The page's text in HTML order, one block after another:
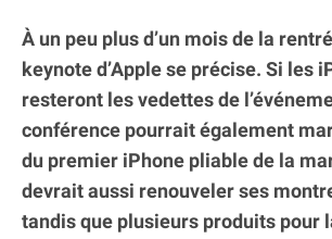
À un peu plus d’un mois de la
keynote d’Apple se précise. Si les
resteront les vedettes de
conférence pourrait également
du premier iPhone pliable de la
devrait aussi renouveler ses
tandis que plusieurs produits pour